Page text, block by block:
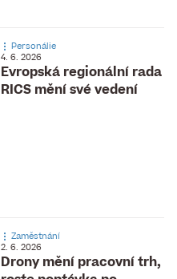
Evropská regionální rada
RICS mění své vedení
Personálie
4. 6. 2026
Drony mění pracovní trh,
Zaměstnání
2. 6. 2026